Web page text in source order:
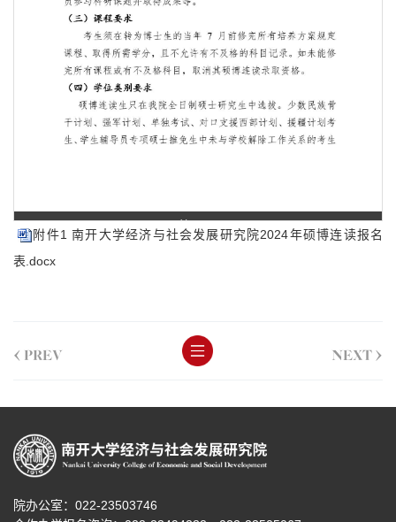
第 1 页
附件1 南开大学经济与社会发展研究院2024年硕博连读报名
表.docx
< PREV NEXT >
院办公室：022-23503746